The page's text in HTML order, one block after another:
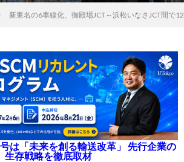
新東名の6車線化、御殿場JCT～浜松いなさJCT間で
は「未来を創る輸送改革」 先行企業の
生存戦略を徹底取材